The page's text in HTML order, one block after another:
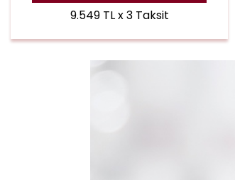
9.549 TL x 3 Taksit